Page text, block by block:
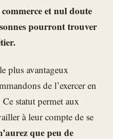
et nul doute
pourront trouver
plus avantageux
de l’exercer en
statut permet aux
à leur compte de se
que peu de